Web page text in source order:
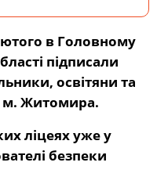
в Головному
підписали
освітяни та
м. Житомира.